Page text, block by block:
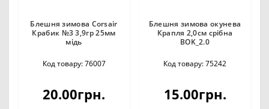
Блешня зимова Corsair
Крабик №3 3,9гр 25мм
мідь
Код товару: 76007
20.00грн.
Блешня зимова окунева
Крапля 2,0см срібна
BOK_2.0
Код товару: 75242
15.00грн.